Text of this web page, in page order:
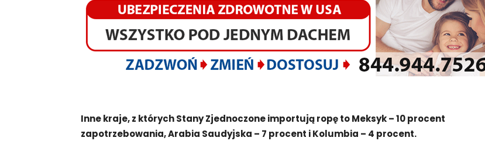
Inne kraje, z których Stany Zjednoczone importują ropę to Meksyk – 10 procent
zapotrzebowania, Arabia Saudyjska – 7 procent i Kolumbia – 4 procent.